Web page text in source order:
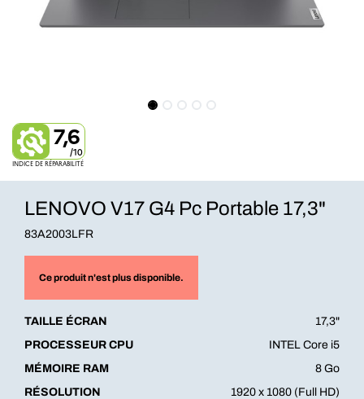
7,6
/10
INDICE DE RÉPARABILITÉ
LENOVO V17 G4 Pc Portable 17,3"
83A2003LFR
Ce produit n'est plus disponible.
TAILLE ÉCRAN
17,3"
PROCESSEUR CPU
INTEL Core i5
MÉMOIRE RAM
8 Go
RÉSOLUTION
1920 x 1080 (Full HD)